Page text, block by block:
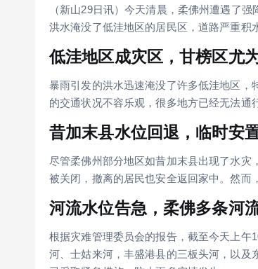
（新山29日讯）今天清晨，柔佛州遭遇了
洪水淹没了低洼地区的居民区，道路严重积
低洼地区成灾区，甘榜区尤
暴雨引发的洪水迅速淹没了许多低洼地区，
的交通状况不容乐观，很多地方已经无法通
昔加末县水位回退，临时安
尽管柔佛州部分地区如昔加末县出现了水
被关闭，撤离的居民也安全返回家中。然而
河流水位告急，柔佛多条河
根据灾难管理委员会的报告，截至今天上午
河、士姑来河，丰盛港县的三板头河，以及